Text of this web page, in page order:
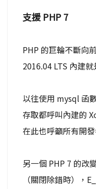
支援 PHP 7
PHP 的巨輪不斷向
2016.04 LTS 內建
以往使用 mysql 函
存取都呼叫內建的
在此也呼籲所有開
另一個 PHP 7 的改
（關閉除錯時），